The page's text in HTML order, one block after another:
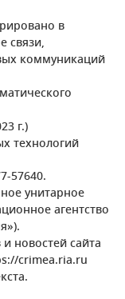
в
связи,
коммуникаций
г.)
технологий
57640.
унитарное
агентство
новостей сайта
crimea.ria.ru